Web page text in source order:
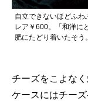
自立できないほどふわ
レア￥600。「和洋に
肥にたどり着いたそう。
チーズをこよな
ケースにはチー